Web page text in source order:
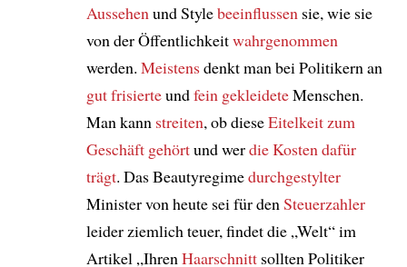
Aussehen und Stylebeeinflussen sie, wie sie
von der Öffentlichkeitwahrgenommen
werden. Meistensdenkt man bei Politikern an
gut frisierteundfein gekleideteMenschen.
Man kann streiten, ob dieseEitelkeit zum
Geschäft gehörtund werdie Kosten dafür
trägt. Das Beautyregimedurchgestylter
Minister von heute sei für den Steuerzahler
leider ziemlich teuer, findet die „Welt“ im
Artikel „Ihren Haarschnittsollten Politiker